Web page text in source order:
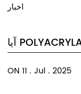
اخبار
ON 11 . Jul . 2025